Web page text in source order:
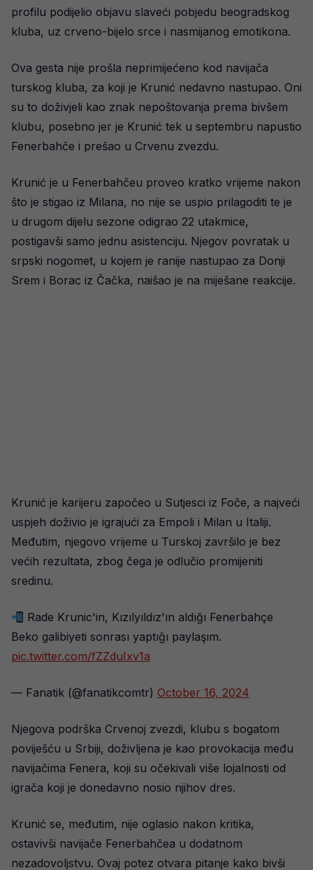
profilu podijelio objavu slaveći pobjedu beogradskog
kluba, uz crveno-bijelo srce i nasmijanog emotikona.
Ova gesta nije prošla neprimijećeno kod navijača
turskog kluba, za koji je Krunić nedavno nastupao. Oni
su to doživjeli kao znak nepoštovanja prema bivšem
klubu, posebno jer je Krunić tek u septembru napustio
Fenerbahče i prešao u Crvenu zvezdu.
Krunić je u Fenerbahčeu proveo kratko vrijeme nakon
što je stigao iz Milana, no nije se uspio prilagoditi te je
u drugom dijelu sezone odigrao 22 utakmice,
postigavši samo jednu asistenciju. Njegov povratak u
srpski nogomet, u kojem je ranije nastupao za Donji
Srem i Borac iz Čačka, naišao je na miješane reakcije.
Krunić je karijeru započeo u Sutjesci iz Foče, a najveći
uspjeh doživio je igrajući za Empoli i Milan u Italiji.
Međutim, njegovo vrijeme u Turskoj završilo je bez
većih rezultata, zbog čega je odlučio promijeniti
sredinu.
Rade Krunic'in, Kızılyıldız'ın aldığı Fenerbahçe
Beko galibiyeti sonrası yaptığı paylaşım.
pic.twitter.com/fZZduIxv1a
— Fanatik (@fanatikcomtr) October 16, 2024
Njegova podrška Crvenoj zvezdi, klubu s bogatom
poviješću u Srbiji, doživljena je kao provokacija među
navijačima Fenera, koji su očekivali više lojalnosti od
igrača koji je donedavno nosio njihov dres.
Krunić se, međutim, nije oglasio nakon kritika,
ostavivši navijače Fenerbahčea u dodatnom
nezadovoljstvu. Ovaj potez otvara pitanje kako bivši